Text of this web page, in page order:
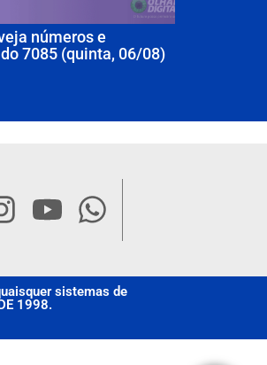
números e
7085 (quinta, 06/08)
sistemas de
1998.